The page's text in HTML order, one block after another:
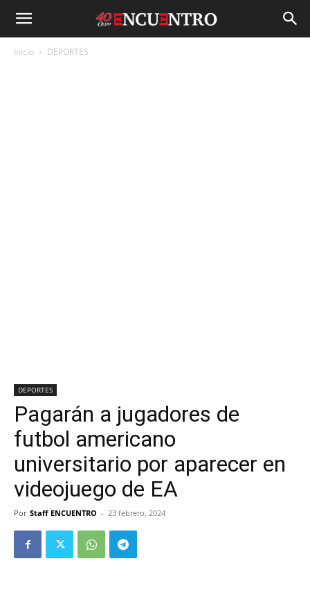
Inicio DEPORTES
DEPORTES
Pagarán a jugadores de
futbol americano
universitario por aparecer en
videojuego de EA
Por Staff ENCUENTRO - 23 febrero, 2024